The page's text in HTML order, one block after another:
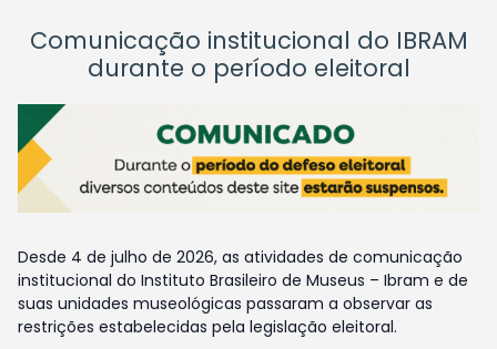
Comunicação institucional do IBRAM
durante o período eleitoral
Desde 4 de julho de 2026, as atividades de comunicação
institucional do Instituto Brasileiro de Museus – Ibram e de
suas unidades museológicas passaram a observar as
restrições estabelecidas pela legislação eleitoral.